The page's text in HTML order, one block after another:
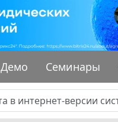
Демо Семинары